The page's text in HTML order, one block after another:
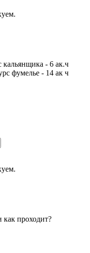
кальянщика - 6 ак.ч
фумелье - 14 ак ч
как проходит?